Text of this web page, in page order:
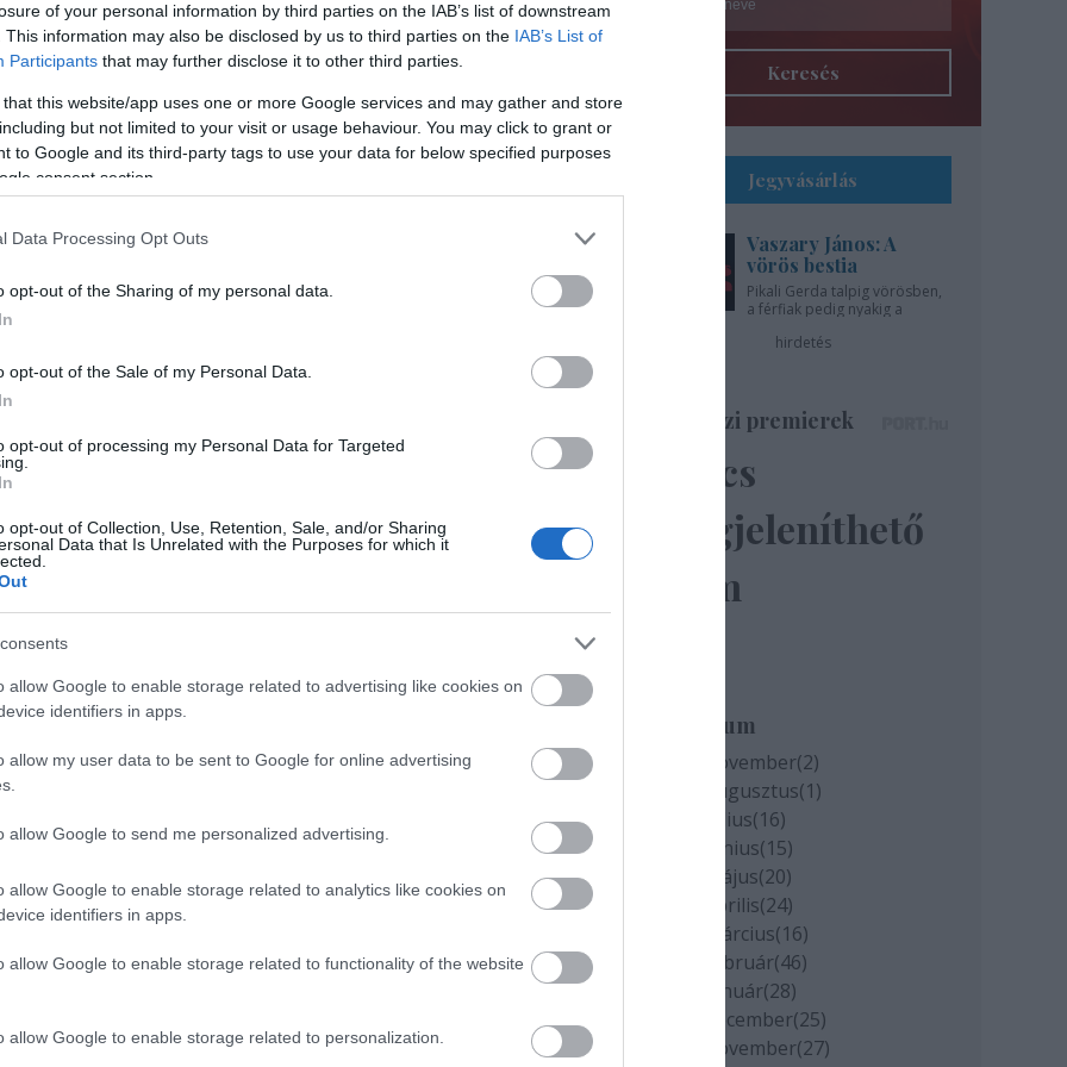
of your personal information by third parties on the IAB’s list of downstream
This information may also be disclosed by us to third parties on the IAB’s List of
Participants that may further disclose it to other third parties.
that this website/app uses one or more Google services and may gather and store
but not limited to your visit or usage behaviour. You may click to grant or
to Google and its third-party tags to use your data for below specified purposes
consent section.
Data Processing Opt Outs
opt-out of the Sharing of my personal data.
opt-out of the Sale of my Personal Data.
opt-out of processing my Personal Data for Targeted
opt-out of Collection, Use, Retention, Sale, and/or Sharing
Data that Is Unrelated with the Purposes for which it
allow Google to enable storage related to advertising like cookies on
identifiers in apps.
allow my user data to be sent to Google for online advertising
allow Google to send me personalized advertising.
allow Google to enable storage related to analytics like cookies on
identifiers in apps.
allow Google to enable storage related to functionality of the website
allow Google to enable storage related to personalization.
Sodró Eliza: "Színészként a katarzist nem
tudjuk garantálni"
„Ilyen rendkívüli és teljesen egyedi helyzettel
még nem kellett szembenéznünk.”
terjedését megakadályozó és érthető kormányzati
Őze Áron: „a színház élő műfaj, amelynek varázsa
A Bartók Kamaraszínház és Művészetek Háza
Magyarországon elsőként előleget fizet jövedelem
bevezetett korlátozások időszaka alatt.
Kovács András Péter: „Mindig átéreztem a
humoristák társadalmi felelősségvállalásának
leghatásosabban szólította meg az embereket a
András Péter karantén slágerével, amely pillanatok
Keresés
Jegyvásárlás
Vaszary János: A
vörös bestia
Pikali Gerda talpig vörösben,
a férfiak pedig nyakig a
hirdetés
Színházi premierek
Nincs
megjeleníthető
elem
Archívum
2020 november(2)
2020 augusztus(1)
2020 július(16)
2020 június(15)
2020 május(20)
2020 április(24)
2020 március(16)
2020 február(46)
2020 január(28)
2019 december(25)
2019 november(27)